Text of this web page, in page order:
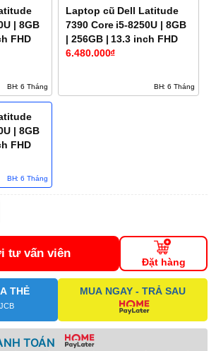
| 8GB
FHD
BH: 6 Tháng
Laptop cũ Dell Latitude
7390 Core i5-8250U | 8GB
| 256GB | 13.3 inch FHD
6.480.000₫
BH: 6 Tháng
| 8GB
FHD
BH: 6 Tháng
tư vấn viên
Đặt hàng
THẺ MUA NGAY - TRẢ SAU
TOÁN